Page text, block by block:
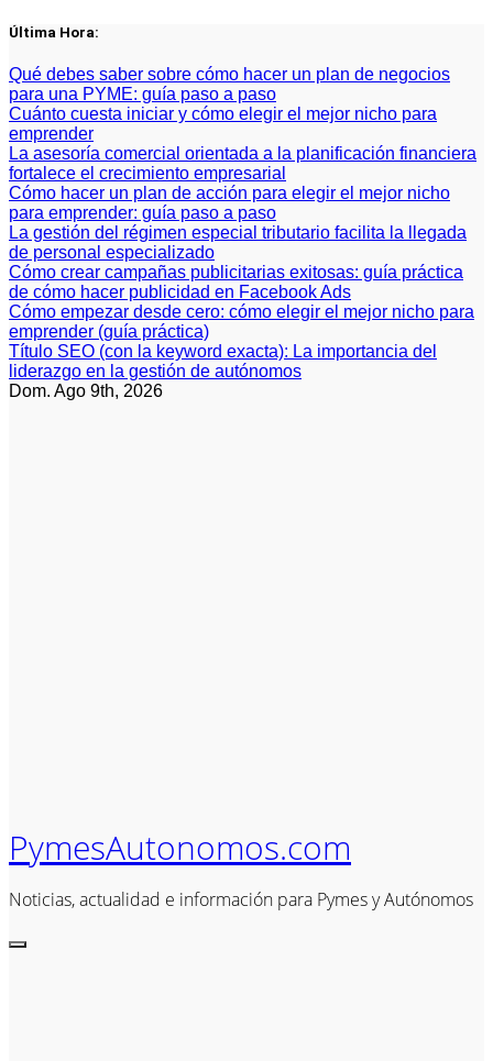
Saltar
contenido
Última Hora:
Qué debes saber sobre cómo hacer un plan de negocios
para una PYME: guía paso a paso
Cuánto cuesta iniciar y cómo elegir el mejor nicho para
emprender
La asesoría comercial orientada a la planificación financiera
fortalece el crecimiento empresarial
Cómo hacer un plan de acción para elegir el mejor nicho
para emprender: guía paso a paso
La gestión del régimen especial tributario facilita la llegada
de personal especializado
Cómo crear campañas publicitarias exitosas: guía práctica
de cómo hacer publicidad en Facebook Ads
Cómo empezar desde cero: cómo elegir el mejor nicho para
emprender (guía práctica)
Título SEO (con la keyword exacta): La importancia del
liderazgo en la gestión de autónomos
Dom. Ago 9th, 2026
PymesAutonomos.com
Noticias, actualidad e información para Pymes y Autónomos